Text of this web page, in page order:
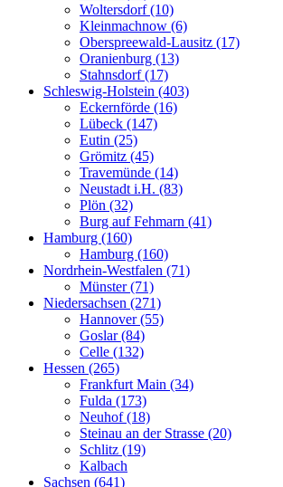
Woltersdorf (10)
Kleinmachnow (6)
Oberspreewald-Lausitz (17)
Oranienburg (13)
Stahnsdorf (17)
Schleswig-Holstein (403)
Eckernförde (16)
Lübeck (147)
Eutin (25)
Grömitz (45)
Travemünde (14)
Neustadt i.H. (83)
Plön (32)
Burg auf Fehmarn (41)
Hamburg (160)
Hamburg (160)
Nordrhein-Westfalen (71)
Münster (71)
Niedersachsen (271)
Hannover (55)
Goslar (84)
Celle (132)
Hessen (265)
Frankfurt Main (34)
Fulda (173)
Neuhof (18)
Steinau an der Strasse (20)
Schlitz (19)
Kalbach
Sachsen (641)